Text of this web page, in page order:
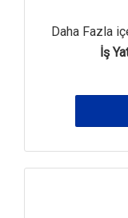
Daha Fazla
İş